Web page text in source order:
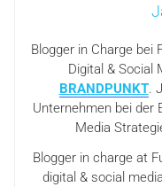
Blogger in Charge bei
Digital & Social
BRANDPUNKT.
Unternehmen bei der
Media
Blogger in charge at
digital & social